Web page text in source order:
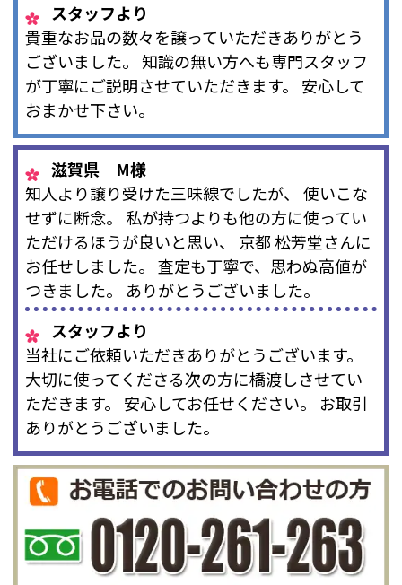
スタッフより
貴重なお品の数々を譲っていただきありがとう
ございました。 知識の無い方へも専門スタッフ
が丁寧にご説明させていただきます。 安心して
おまかせ下さい。
滋賀県 M様
知人より譲り受けた三味線でしたが、 使いこな
せずに断念。 私が持つよりも他の方に使ってい
ただけるほうが良いと思い、 京都 松芳堂さんに
お任せしました。 査定も丁寧で、思わぬ高値が
つきました。 ありがとうございました。
スタッフより
当社にご依頼いただきありがとうございます。
大切に使ってくださる次の方に橋渡しさせてい
ただきます。 安心してお任せください。 お取引
ありがとうございました。